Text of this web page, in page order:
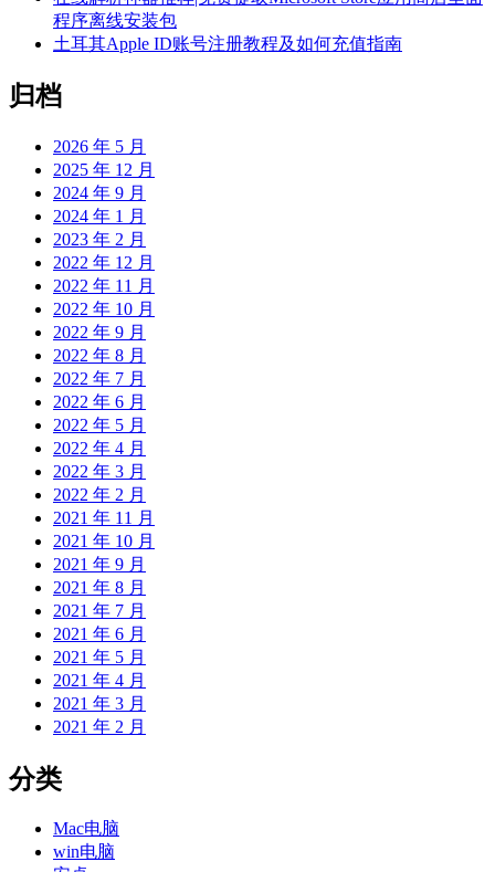
程序离线安装包
土耳其Apple ID账号注册教程及如何充值指南
归档
2026 年 5 月
2025 年 12 月
2024 年 9 月
2024 年 1 月
2023 年 2 月
2022 年 12 月
2022 年 11 月
2022 年 10 月
2022 年 9 月
2022 年 8 月
2022 年 7 月
2022 年 6 月
2022 年 5 月
2022 年 4 月
2022 年 3 月
2022 年 2 月
2021 年 11 月
2021 年 10 月
2021 年 9 月
2021 年 8 月
2021 年 7 月
2021 年 6 月
2021 年 5 月
2021 年 4 月
2021 年 3 月
2021 年 2 月
分类
Mac电脑
win电脑